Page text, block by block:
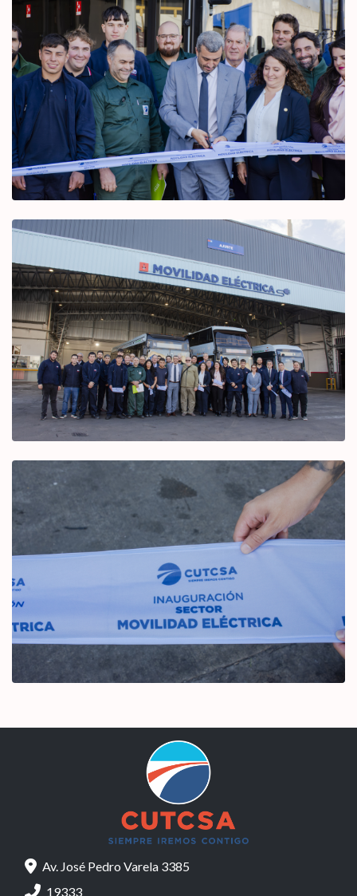
Av. José Pedro Varela 3385
19333